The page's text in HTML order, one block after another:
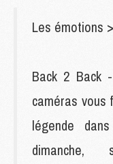
Les émotions
Back 2 Back
caméras vous
légende
dimanche,